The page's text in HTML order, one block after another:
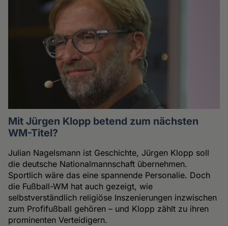
Mit Jürgen Klopp betend zum nächsten
WM-Titel?
Julian Nagelsmann ist Geschichte, Jürgen Klopp soll
die deutsche Nationalmannschaft übernehmen.
Sportlich wäre das eine spannende Personalie. Doch
die Fußball-WM hat auch gezeigt, wie
selbstverständlich religiöse Inszenierungen inzwischen
zum Profifußball gehören – und Klopp zählt zu ihren
prominenten Verteidigern.